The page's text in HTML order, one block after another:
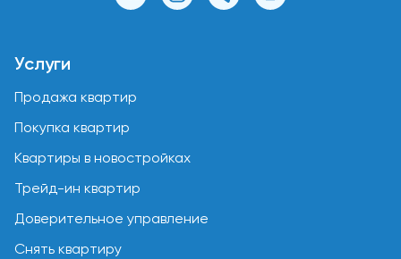
Услуги
Продажа квартир
Покупка квартир
Квартиры в новостройках
Трейд-ин квартир
Доверительное управление
Снять квартиру